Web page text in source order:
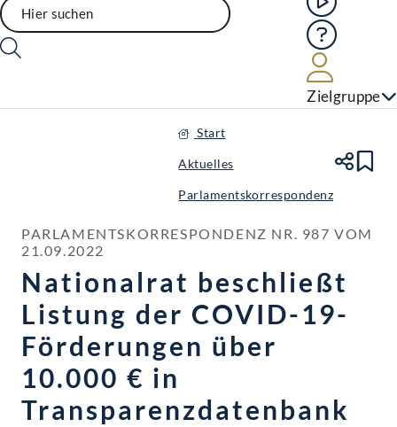
Hilfe
Zielgruppe
Start
Aktuelles
Parlamentskorrespondenz
PARLAMENTSKORRESPONDENZ NR. 987 VOM
21.09.2022
Nationalrat beschließt
Listung der COVID-19-
Förderungen über
10.000 € in
Transparenzdatenbank